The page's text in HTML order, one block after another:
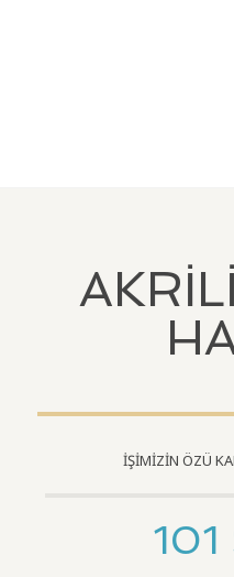
İŞİMİZİN ÖZÜ
101